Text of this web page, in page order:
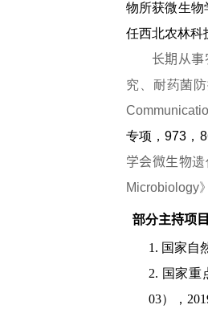
物所获微生物
任西北农林科
长期从
究、 耐药菌
专项，973 ，
学会微生物遗
Microbiology》
部分主持项目
1. 国家自
2. 国家重
03），